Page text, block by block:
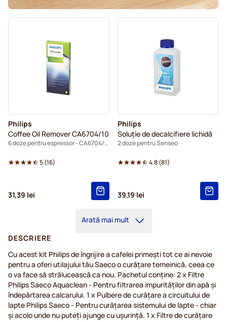
Philips
Coffee Oil Remover CA6704/10
6 doze pentru espressor - CA6704/10
5(16)
31,39 lei
Philips
Soluție de decalcifiere lichidă
2 doze pentru Senseo
4.8(81)
39,19 lei
Arată mai mult
DESCRIERE
Cu acest kit Philips de îngrijire a cafelei primeşti tot ce ai nevoie
pentru a oferi utilajului tău Saeco o curăţare temeinică, ceea ce
o va face să strălucească ca nou. Pachetul conține: 2 x Filtre
Philips Saeco Aquaclean - Pentru filtrarea impurităților din apă și
îndepărtarea calcarului. 1 x Pulbere de curățare a circuitului de
lapte Philips Saeco - Pentru curățarea sistemului de lapte - chiar
și acolo unde nu puteți ajunge cu ușurință. 1 x Filtre de curățare